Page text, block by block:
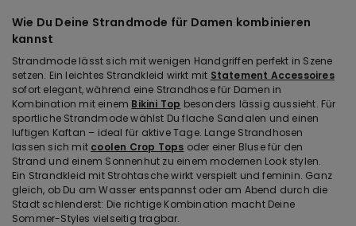
Wie Du Deine Strandmode für Damen kombinieren
kannst
Strandmode lässt sich mit wenigen Handgriffen perfekt in Szene
setzen. Ein leichtes Strandkleid wirkt mit Statement Accessoires
sofort elegant, während eine Strandhose für Damen in
Kombination mit einem Bikini Top besonders lässig aussieht. Für
sportliche Strandmode wählst Du flache Sandalen und einen
luftigen Kaftan – ideal für aktive Tage. Lange Strandhosen
lassen sich mit coolen Crop Tops oder einer Bluse für den
Strand und einem Sonnenhut zu einem modernen Look stylen.
Ein Strandkleid mit Strohtasche wirkt verspielt und feminin. Ganz
gleich, ob Du am Wasser entspannst oder am Abend durch die
Stadt schlenderst: Die richtige Kombination macht Deine
Sommer-Styles vielseitig tragbar.